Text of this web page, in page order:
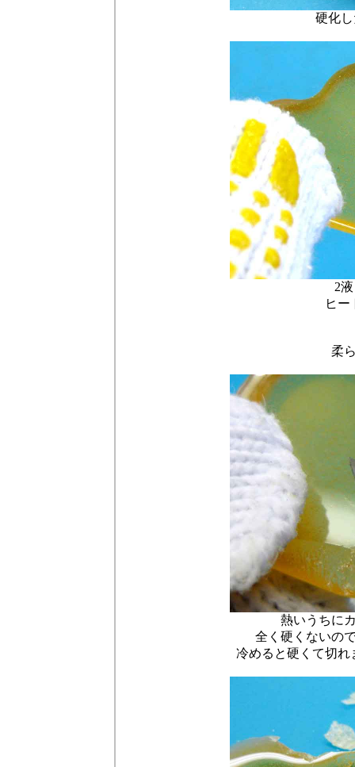
硬化
2
ヒー
柔
熱いうちに
全く硬くないの
冷めると硬くて切れ